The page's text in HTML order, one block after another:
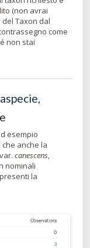
(non avrai
Taxon dal
come
non stai
esempio
che anche la
var. canescens,
nominali
la